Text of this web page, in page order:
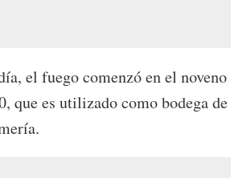
el fuego comenzó en el noveno
que es utilizado como bodega de